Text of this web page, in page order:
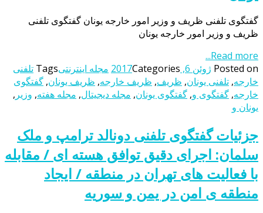
گفتگوی تلفنی ظریف و وزیر امور خارجه یونان گفتگوی تلفنی
ظریف و وزیر امور خارجه یونان
Read more...
Posted on ژوئن 6, 2017 Categories مجله اینترنتیTags تلفنی
خارجه, تلفنی یونان, ظریف, ظریف خارجه, ظریف یونان, گفتگوی
خارجه, گفتگوی و, گفتگوی یونان, مجله دیجیتال, مجله هفته, وزیر ,
یونان و
جزئیات گفتگوی تلفنی دونالد ترامپ و ملک
سلمان: اجرای دقیق توافق هسته ای / مقابله
با فعالیت های تهران در منطقه / ایجاد
منطقه ی امن در یمن و سوریه